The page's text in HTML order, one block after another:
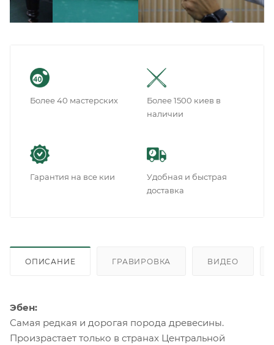
Более 40 мастерских
Более 1500 киев в
наличии
Гарантия на все кии
Удобная и быстрая
доставка
ОПИСАНИЕ ГРАВИРОВКА ВИДЕО
Эбен:
Самая редкая и дорогая порода древесины.
Произрастает только в странах Центральной